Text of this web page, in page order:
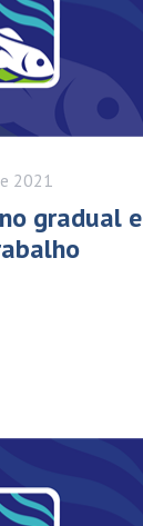
2021
gradual e